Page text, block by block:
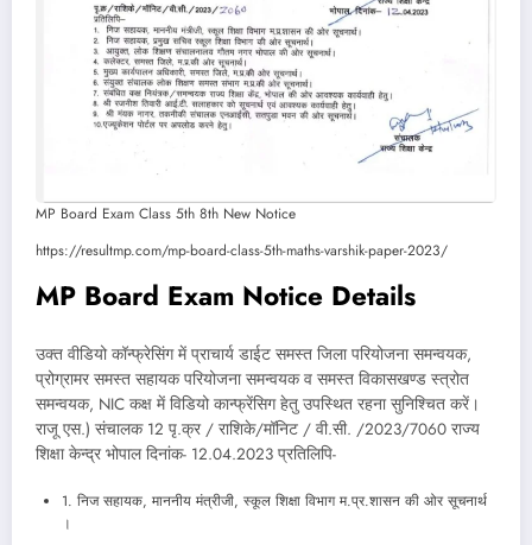
MP Board Exam Class 5th 8th New Notice
https://resultmp.com/mp-board-class-5th-maths-varshik-paper-2023/
MP Board Exam Notice Details
उक्त वीडियो कॉन्फ्रेसिंग में प्राचार्य डाईट समस्त जिला परियोजना समन्वयक,
प्रोग्रामर समस्त सहायक परियोजना समन्वयक व समस्त विकासखण्ड स्त्रोत
समन्वयक, NIC कक्ष में विडियो कान्फ्रेंसिग हेतु उपस्थित रहना सुनिश्चित करें।
राजू एस.) संचालक 12 पृ.क्र / राशिके/मॉनिट / वी.सी. /2023/7060 राज्य
शिक्षा केन्द्र भोपाल दिनांक- 12.04.2023 प्रतिलिपि-
1. निज सहायक, माननीय मंत्रीजी, स्कूल शिक्षा विभाग म.प्र.शासन की ओर सूचनार्थ
।